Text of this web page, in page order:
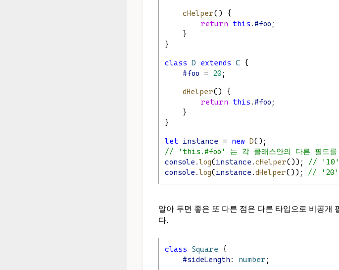
cHelper() {
return
this . #foo ;
    }
}
class D extends C {
#foo = 20 ;
dHelper() {
return
this . #foo ;
    }
}
let instance = new D();
// 'this.#foo' 는 각 클래스안의 다른 필드를
console .log(instance .cHelper()); // '10'
console .log(instance .dHelper()); // '20'
알아 두면 좋은 또 다른 점은 다른 타입으로 비공개
다.
class Square {
#sideLength : number ;